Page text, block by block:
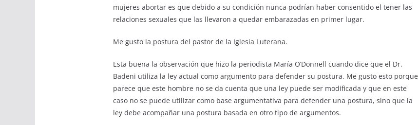
mujeres abortar es que debido a su condición nunca podrían haber consentido el tener las
relaciones sexuales que las llevaron a quedar embarazadas en primer lugar.
Me gusto la postura del pastor de la Iglesia Luterana.
Esta buena la observación que hizo la periodista María O’Donnell cuando dice que el Dr.
Badeni utiliza la ley actual como argumento para defender su postura. Me gusto esto porque
parece que este hombre no se da cuenta que una ley puede ser modificada y que en este
caso no se puede utilizar como base argumentativa para defender una postura, sino que la
ley debe acompañar una postura basada en otro tipo de argumentos.